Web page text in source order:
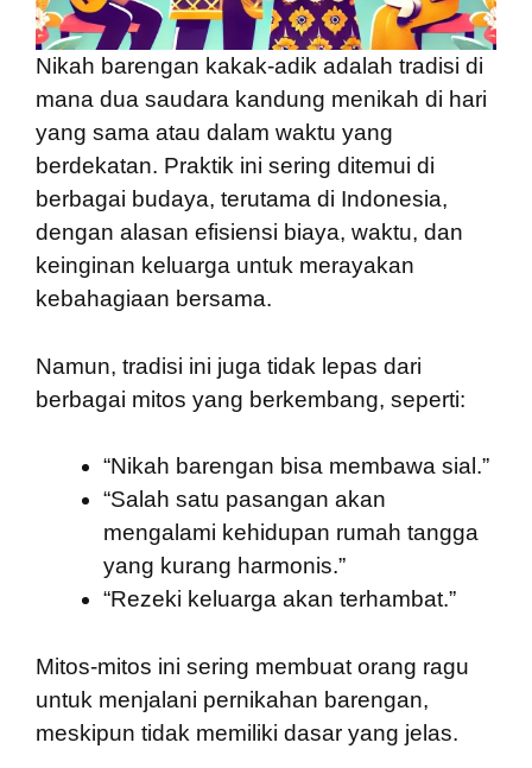
Nikah barengan kakak-adik adalah tradisi di
mana dua saudara kandung menikah di hari
yang sama atau dalam waktu yang
berdekatan. Praktik ini sering ditemui di
berbagai budaya, terutama di Indonesia,
dengan alasan efisiensi biaya, waktu, dan
keinginan keluarga untuk merayakan
kebahagiaan bersama.
Namun, tradisi ini juga tidak lepas dari
berbagai mitos yang berkembang, seperti:
“Nikah barengan bisa membawa sial.”
“Salah satu pasangan akan
mengalami kehidupan rumah tangga
yang kurang harmonis.”
“Rezeki keluarga akan terhambat.”
Mitos-mitos ini sering membuat orang ragu
untuk menjalani pernikahan barengan,
meskipun tidak memiliki dasar yang jelas.